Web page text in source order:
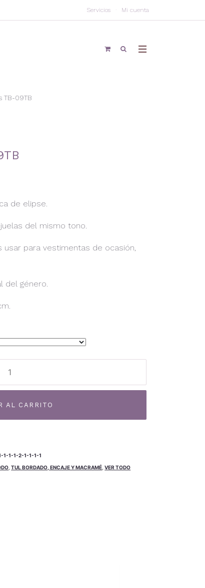
Servicios Mi cuenta
TB-09TB
de elipse.
del mismo tono.
para vestimentas de ocasión,
del género.
AL CARRITO
1-1-1-2-1-1-1-1
,TUL BORDADO, ENCAJE Y MACRAMÉ ,VER TODO